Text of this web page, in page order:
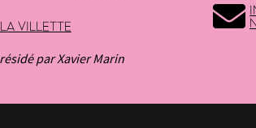
VILLETTE
par Xavier Marin